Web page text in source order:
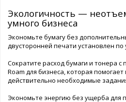
Экологичность —
умного бизнеса
Экономьте бумагу без
двусторонней печати установлен
Сократите расход бумаги и тонера
Roam для бизнеса, которая
действительно необходимые
Экономьте энергию без ущерба для